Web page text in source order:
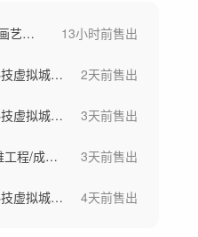
唯美粒子线条点线生长动画艺术概念创意视频 13小时前售出
【AE含无字视频】概念科技虚拟城市芯片 2天前售出
【AE含无字视频】概念科技虚拟城市芯片 3天前售出
新能源汽车科技【AE/三维工程/成片】 3天前售出
【AE含无字视频】概念科技虚拟城市芯片 4天前售出